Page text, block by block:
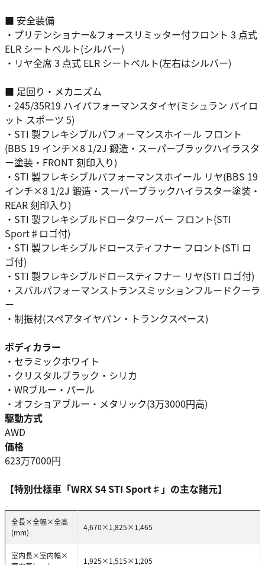
■ 安全装備
・プリテンショナー&フォースリミッター付フロント 3 点式
ELR シートベルト(シルバー)
・リヤ全席 3 点式 ELR シートベルト(左右はシルバー)
■ 足回り・メカニズム
・245/35R19 ハイパフォーマンスタイヤ(ミシュラン パイロ
ット スポーツ 5)
・STI 製フレキシブルパフォーマンスホイール フロント
(BBS 19 インチ×8 1/2J 鍛造・スーパーブラックハイラスタ
ー塗装・FRONT 刻印入り)
・STI 製フレキシブルパフォーマンスホイール リヤ(BBS 19
インチ×8 1/2J 鍛造・スーパーブラックハイラスター塗装・
REAR 刻印入り)
・STI 製フレキシブルドロータワーバー フロント(STI
Sport♯ロゴ付)
・STI 製フレキシブルドロースティフナー フロント(STI ロ
ゴ付)
・STI 製フレキシブルドロースティフナー リヤ(STI ロゴ付)
・スバルパフォーマンストランスミッションフルードクーラ
ー
・制振材(スペアタイヤパン・トランクスペース)
ボディカラー
・セラミックホワイト
・クリスタルブラック・シリカ
・WRブルー・パール
・オフショアブルー・メタリック(3万3000円高)
駆動方式
AWD
価格
623万7000円
【特別仕様車「WRX S4 STI Sport♯」の主な諸元】
全長×全幅×全高
(mm)
4,670×1,825×1,465
室内長×室内幅×
1,925×1,515×1,205